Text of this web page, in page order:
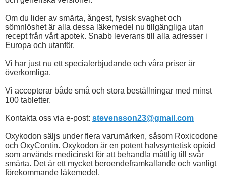
Om du lider av smärta, ångest, fysisk svaghet och
sömnlöshet är alla dessa läkemedel nu tillgängliga utan
recept från vårt apotek. Snabb leverans till alla adresser i
Europa och utanför.
Vi har just nu ett specialerbjudande och våra priser är
överkomliga.
Vi accepterar både små och stora beställningar med minst
100 tabletter.
Kontakta oss via e-post: stevensson23@gmail.com
Oxykodon säljs under flera varumärken, såsom Roxicodone
och OxyContin. Oxykodon är en potent halvsyntetisk opioid
som används medicinskt för att behandla måttlig till svår
smärta. Det är ett mycket beroendeframkallande och vanligt
förekommande läkemedel.